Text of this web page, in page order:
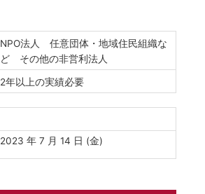
NPO法人 任意団体・地域住民組織な
ど その他の非営利法人
2年以上の実績必要
2023 年 7 月 14 日 (金)